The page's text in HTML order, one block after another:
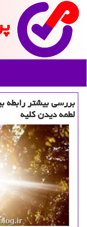
بررسی بیشتر رابطه
لطمه دیدن كلیه